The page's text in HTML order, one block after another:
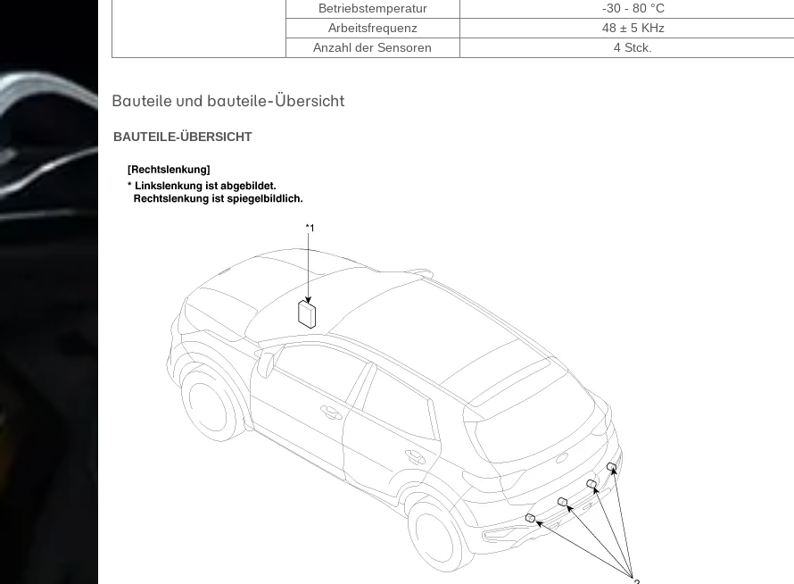
Betriebstemperatur
-30 - 80 °C
Arbeitsfrequenz
48 ± 5 KHz
Anzahl der Sensoren
4 Stck.
Bauteile und bauteile-Übersicht
BAUTEILE-ÜBERSICHT